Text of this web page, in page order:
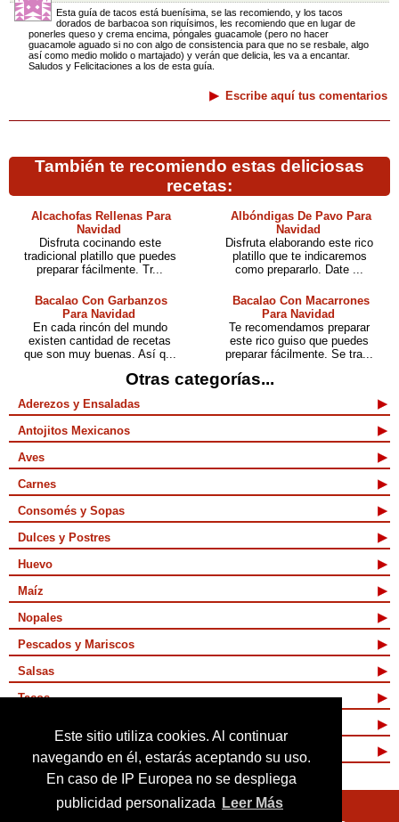
Este sitio utiliza cookies. Al continuar
navegando en él, estarás aceptando su uso.
En caso de IP Europea no se despliega
publicidad personalizada
Leer Más
Esta guía de tacos está buenísima, se las recomiendo, y los tacos
dorados de barbacoa son riquísimos, les recomiendo que en lugar de
ponerles queso y crema encima, póngales guacamole (pero no hacer
guacamole aguado si no con algo de consistencia para que no se resbale, algo
así como medio molido o martajado) y verán que delicia, les va a encantar.
Saludos y Felicitaciones a los de esta guía.
Escribe aquí tus comentarios
También te recomiendo estas deliciosas
recetas:
Alcachofas Rellenas Para
Navidad
Disfruta cocinando este
tradicional platillo que puedes
preparar fácilmente. Tr...
Albóndigas De Pavo Para
Navidad
Disfruta elaborando este rico
platillo que te indicaremos
como prepararlo. Date ...
Bacalao Con Garbanzos
Para Navidad
En cada rincón del mundo
existen cantidad de recetas
que son muy buenas. Así q...
Bacalao Con Macarrones
Para Navidad
Te recomendamos preparar
este rico guiso que puedes
preparar fácilmente. Se tra...
Otras categorías...
Aderezos y Ensaladas
Antojitos Mexicanos
Aves
Carnes
Consomés y Sopas
Dulces y Postres
Huevo
Maíz
Nopales
Pescados y Mariscos
Salsas
Tacos
Vegetarianas